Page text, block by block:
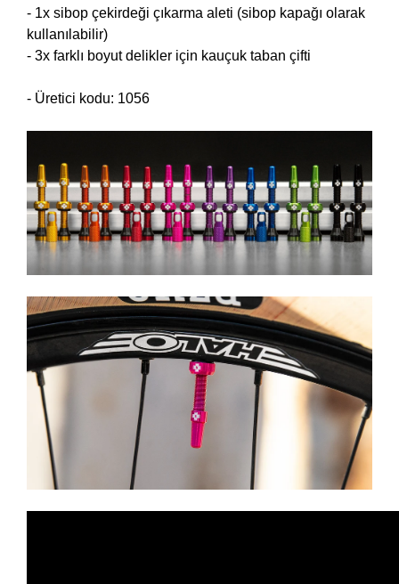
- 1x sibop çekirdeği çıkarma aleti (sibop kapağı olarak
kullanılabilir)
- 3x farklı boyut delikler için kauçuk taban çifti
- Üretici kodu: 1056